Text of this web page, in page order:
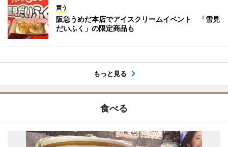
買う
阪急うめだ本店でアイスクリームイベント 「雪見
だいふく」の限定商品も
もっと見る
食べる